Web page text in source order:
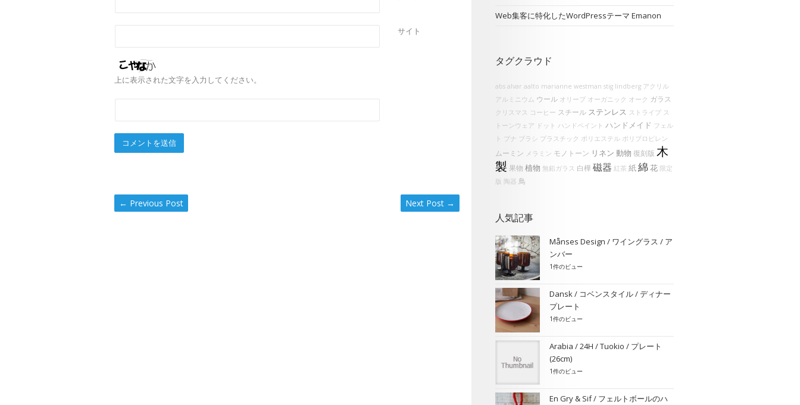
サイト
上に表示された文字を入力してください。
← Previous Post Next Post →
Web集客に特化したWordPressテーマ Emanon
タグクラウド
abs alvar aalto marianne westman stig lindberg アクリル
アルミニウム ウール オリーブ オーガニック オーク ガラス
クリスマス コーヒー スチール ステンレス ストライプ ス
トーンウェア ドット ハンドペイント ハンドメイド フェル
ト ブナ ブラシ プラスチック ポリエステル ポリプロピレン
ムーミン メラミン モノトーン リネン 動物 復刻版 木
製 果物 植物 無鉛ガラス 白樺 磁器 紅茶 紙綿 花 限定
版 陶器 鳥
人気記事
Månses Design / ワイングラス / ア
ンバー
1件のビュー
Dansk / コベンスタイル / ディナー
プレート
1件のビュー
Arabia / 24H / Tuokio / プレート
(26cm)
1件のビュー
En Gry & Sif / フェルトボールのハ